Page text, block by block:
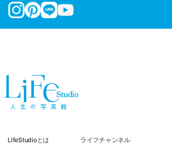
LifeStudioとは ライフチャンネル